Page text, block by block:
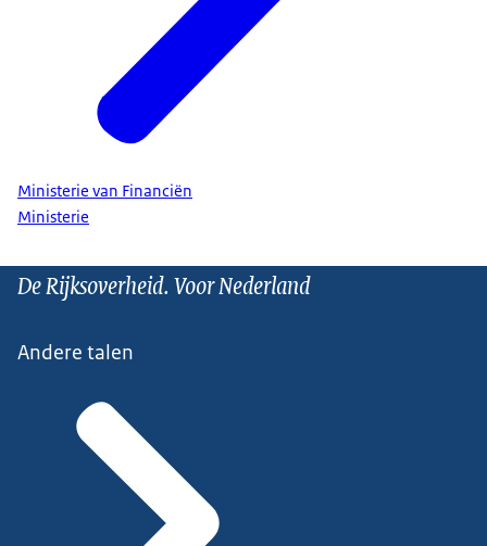
Ministerie van Financiën
Ministerie
De Rijksoverheid. Voor Nederland
Andere talen